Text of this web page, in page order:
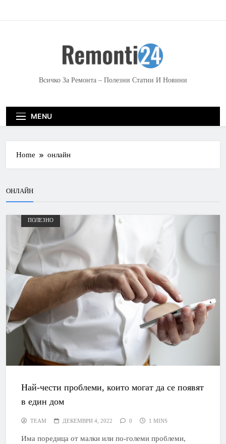
e
Всичко За Ремонта – Полезни Статии И Новини
MENU
Home онлайн
ОНЛАЙН
ПОЛЕЗНО
Най-чести проблеми, които могат да се появят
в един дом
TEAM ДЕКЕМВРИ 4, 2022 0 1 MINS
Има поредица от малки или по-големи проблеми,